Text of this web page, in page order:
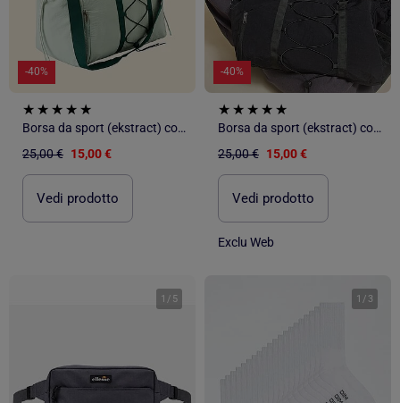
-40%
Borsa da sport (ekstract) con tasche esterne e scomparto scarpe
25,00 € 15,00 €
Vedi prodotto
-40%
Borsa da sport (ekstract) con tasche esterne e scomparto scarpe
25,00 € 15,00 €
Vedi prodotto
Exclu Web
1 / 5 1 / 3